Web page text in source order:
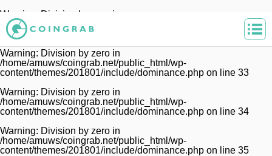
Warning
: Division by zero in
/home/amuws/coingrab.net/public_html/wp-
content/themes/201801/include/dominance.php
32
Warning: Division by zero in
/home/amuws/coingrab.net/public_html/wp-
content/themes/201801/include/dominance.php on line 33
Warning: Division by zero in
/home/amuws/coingrab.net/public_html/wp-
content/themes/201801/include/dominance.php on line 34
Warning: Division by zero in
/home/amuws/coingrab.net/public_html/wp-
content/themes/201801/include/dominance.php on line 35